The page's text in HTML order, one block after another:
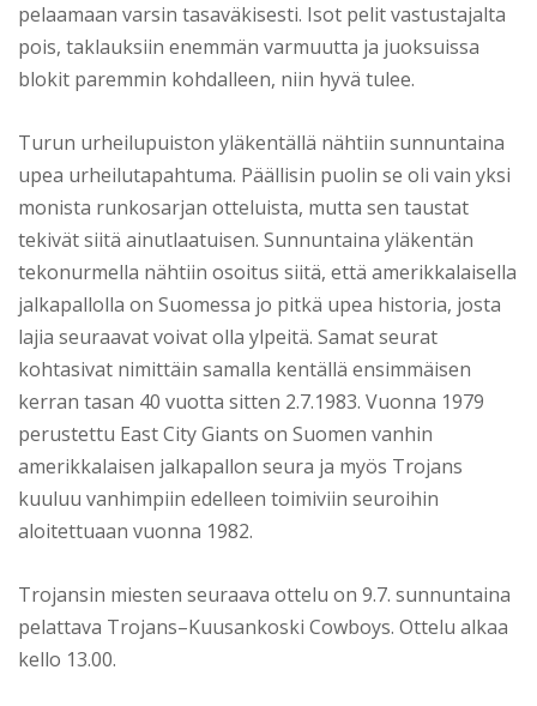
pelaamaan varsin tasaväkisesti. Isot pelit vastustajalta
pois, taklauksiin enemmän varmuutta ja juoksuissa
blokit paremmin kohdalleen, niin hyvä tulee.
Turun urheilupuiston yläkentällä nähtiin sunnuntaina
upea urheilutapahtuma. Päällisin puolin se oli vain yksi
monista runkosarjan otteluista, mutta sen taustat
tekivät siitä ainutlaatuisen. Sunnuntaina yläkentän
tekonurmella nähtiin osoitus siitä, että amerikkalaisella
jalkapallolla on Suomessa jo pitkä upea historia, josta
lajia seuraavat voivat olla ylpeitä. Samat seurat
kohtasivat nimittäin samalla kentällä ensimmäisen
kerran tasan 40 vuotta sitten 2.7.1983. Vuonna 1979
perustettu East City Giants on Suomen vanhin
amerikkalaisen jalkapallon seura ja myös Trojans
kuuluu vanhimpiin edelleen toimiviin seuroihin
aloitettuaan vuonna 1982.
Trojansin miesten seuraava ottelu on 9.7. sunnuntaina
pelattava Trojans–Kuusankoski Cowboys. Ottelu alkaa
kello 13.00.